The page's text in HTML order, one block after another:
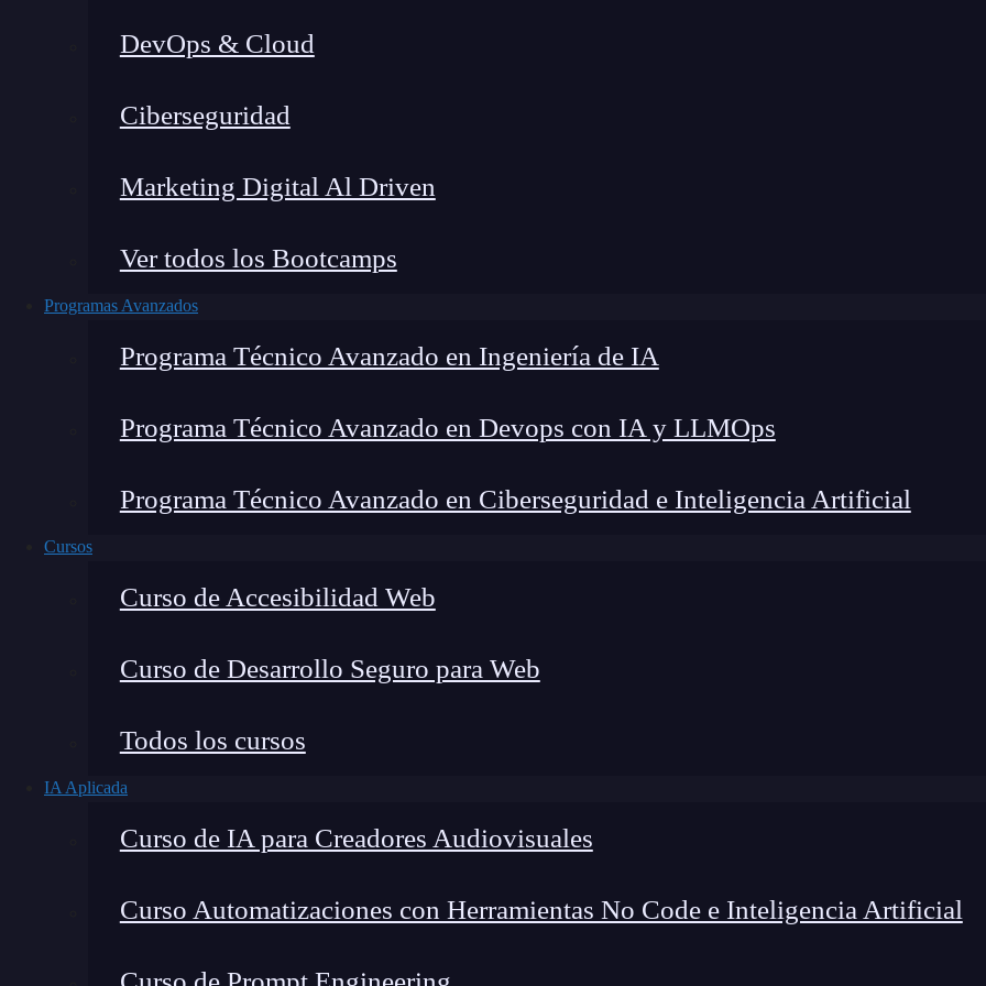
DevOps & Cloud
Ciberseguridad
Marketing Digital Al Driven
Ver todos los Bootcamps
Programas Avanzados
Programa Técnico Avanzado en Ingeniería de IA
Programa Técnico Avanzado en Devops con IA y LLMOps
Programa Técnico Avanzado en Ciberseguridad e Inteligencia Artificial
Cursos
Curso de Accesibilidad Web
Curso de Desarrollo Seguro para Web
Todos los cursos
IA Aplicada
Curso de IA para Creadores Audiovisuales
Curso Automatizaciones con Herramientas No Code e Inteligencia Artificial
Montana Martín López
Dentro del apasionante ámbito de las bases de datos relacionales, se destaca la Foreign Key o clave